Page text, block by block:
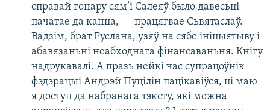
справай гонару сям’і Салеяў было давесьці
пачатае да канца, — працягвае Сьвятаслаў. —
Вадзім, брат Руслана, узяў на сябе ініцыятыву і
абавязаньні неабходнага фінансаваньня. Кнігу
надрукавалі. А празь нейкі час супрацоўнік
фэдэрацыі Андрэй Пуцілін пацікавіўся, ці маю
я доступ да набранага тэксту, які можна